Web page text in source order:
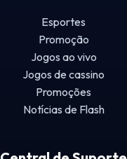
Esportes
Promoção
Jogos ao vivo
Jogos de cassino
Promoções
Notícias de Flash